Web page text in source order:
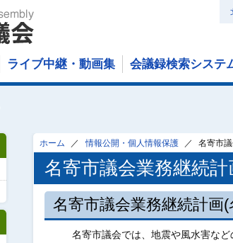
ライブ中継・動画集 会議録検索システ
ホーム 情報公開・個人情報保護 名寄市
名寄市議会業務継続
名寄市議会業務継続計画
名寄市議会では、地震や風水害など